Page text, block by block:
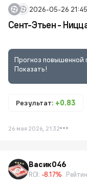
2026-05-26 21:45
Сент-Этьен -
Прогноз повышенной
Показать!
Результат: +0.83
26 мая 2026, 21:32
Васик046
ROI: -8.17%